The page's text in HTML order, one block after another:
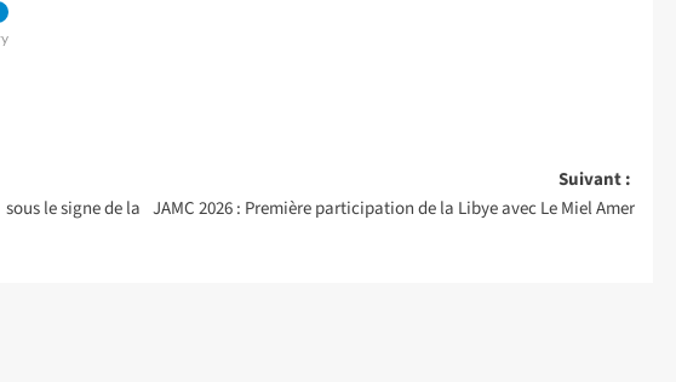
le signe de la
Suivant :
JAMC 2026 : Première participation de la Libye avec Le Miel Amer